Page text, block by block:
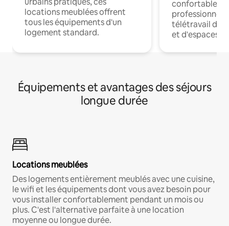
locations meublées offrent
tous les équipements d'un
logement standard.
confortables
professionnels
télétravail
et d'espaces
Équipements et avantages des séjours
longue durée
Locations meublées
Des logements entièrement meublés avec une cuisine,
le wifi et les équipements dont vous avez besoin pour
vous installer confortablement pendant un mois ou
plus. C'est l'alternative parfaite à une location
moyenne ou longue durée.